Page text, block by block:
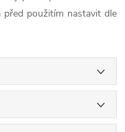
před použitím nastavit dle